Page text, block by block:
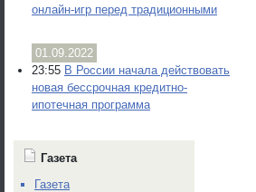
онлайн-игр перед традиционными
01.09.2022
23:55 В России начала действовать
новая бессрочная кредитно-
ипотечная программа
Газета
Газета